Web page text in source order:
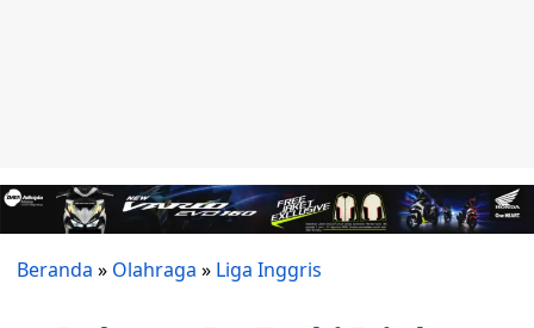
Beranda » Olahraga » Liga Inggris